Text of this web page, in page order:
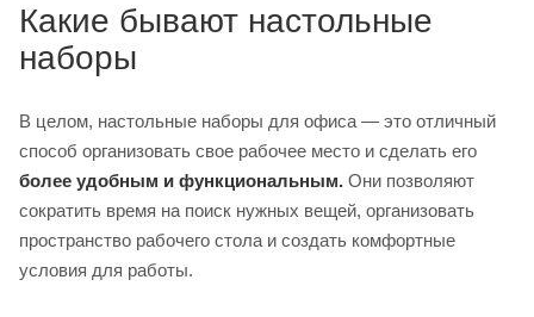
Какие бывают настольные
наборы
В целом, настольные наборы для офиса — это отличный
способ организовать свое рабочее место и сделать его
более удобным и функциональным. Они позволяют
сократить время на поиск нужных вещей, организовать
пространство рабочего стола и создать комфортные
условия для работы.